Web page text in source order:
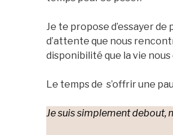
Je te propose d’essayer
d’attente que nous
disponibilité que la vie
Le temps de s’offrir une
Je suis simplement debout,